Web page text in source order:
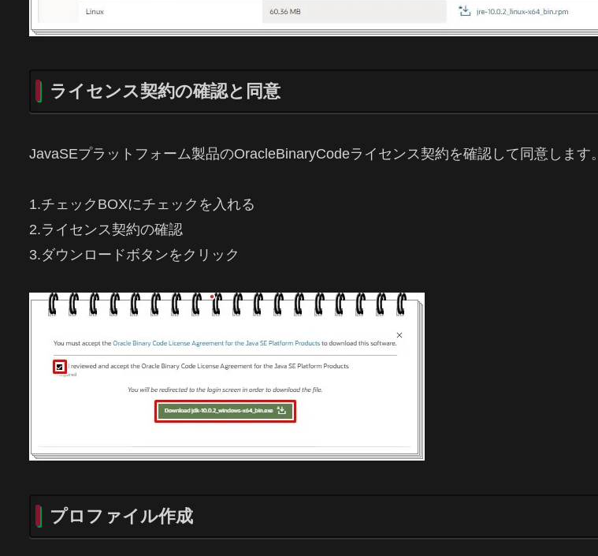
ライセンス契約の確認と同意
JavaSEプラットフォーム製品のOracleBinaryCodeライセンス契約を確認して同意します。
1.チェックBOXにチェックを入れる
2.ライセンス契約の確認
3.ダウンロードボタンをクリック
プロファイル作成